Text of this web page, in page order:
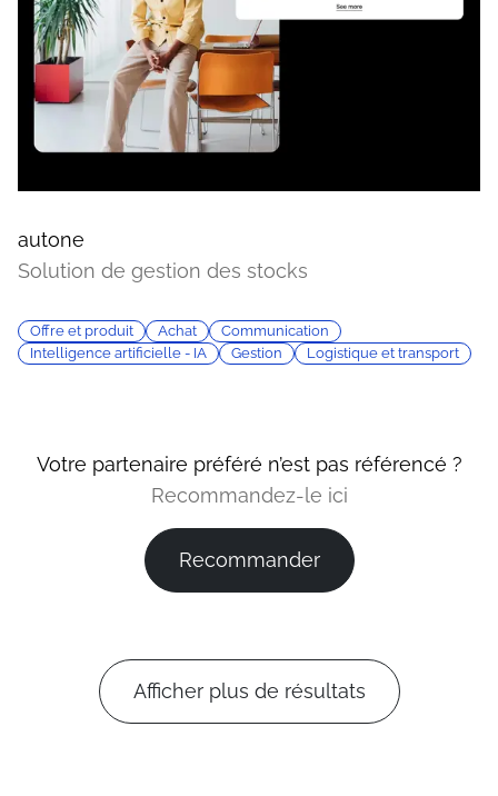
autone
Solution de gestion des stocks
Offre et produit Achat
Communication
Intelligence artificielle - IA
Gestion Logistique et transport
Votre partenaire préféré n’est pas référencé ?
Recommandez-le ici
Recommander
Afficher plus de résultats